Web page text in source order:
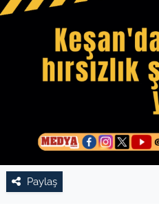
Paylaş
EĞİTİM
TARIM VE
SPOR